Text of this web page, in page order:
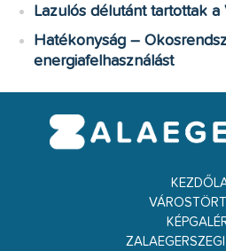
Lazulós délutánt tartottak a
Hatékonyság –
energiafelhasználást